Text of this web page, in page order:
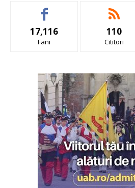
17,116
Fani
110
Cititori